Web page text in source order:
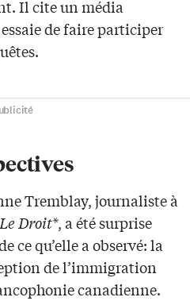
Il cite un média
de faire participer
Tremblay, journaliste à
Le Droit*, a été surprise
ce qu’elle a observé: la
de l’immigration
canadienne.